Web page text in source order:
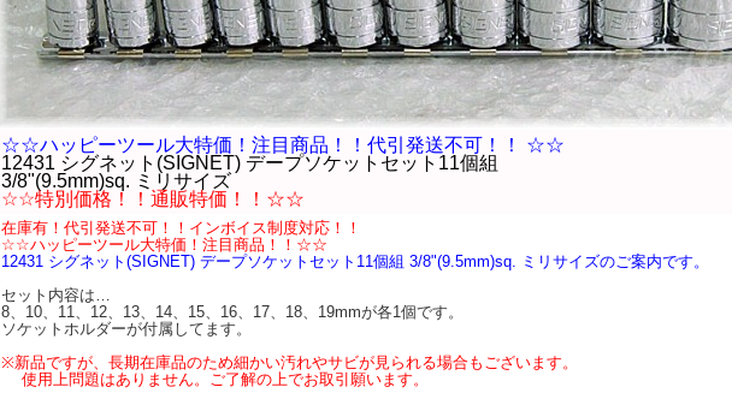
☆☆ハッピーツール大特価！注目商品！！代引発送不可！！
☆☆
12431 シグネット(SIGNET) デープソケットセット11個組
3/8"(9.5mm)sq. ミリサイズ
☆☆特別価格！！通販特価！！☆☆
在庫有！代引発送不可！！インボイス制度対応！！
☆☆ハッピーツール大特価！注目商品！！☆☆
12431 シグネット(SIGNET) デープソケットセット11個組 3/8"(9.5mm)sq. ミリサイズのご案内です。
セット内容は…
8、10、11、12、13、14、15、16、17、18、19mmが各1個です。
ソケットホルダーが付属してます。
※新品ですが、長期在庫品のため細かい汚れやサビが見られる場合もございます。
使用上問題はありません。ご了解の上でお取引願います。